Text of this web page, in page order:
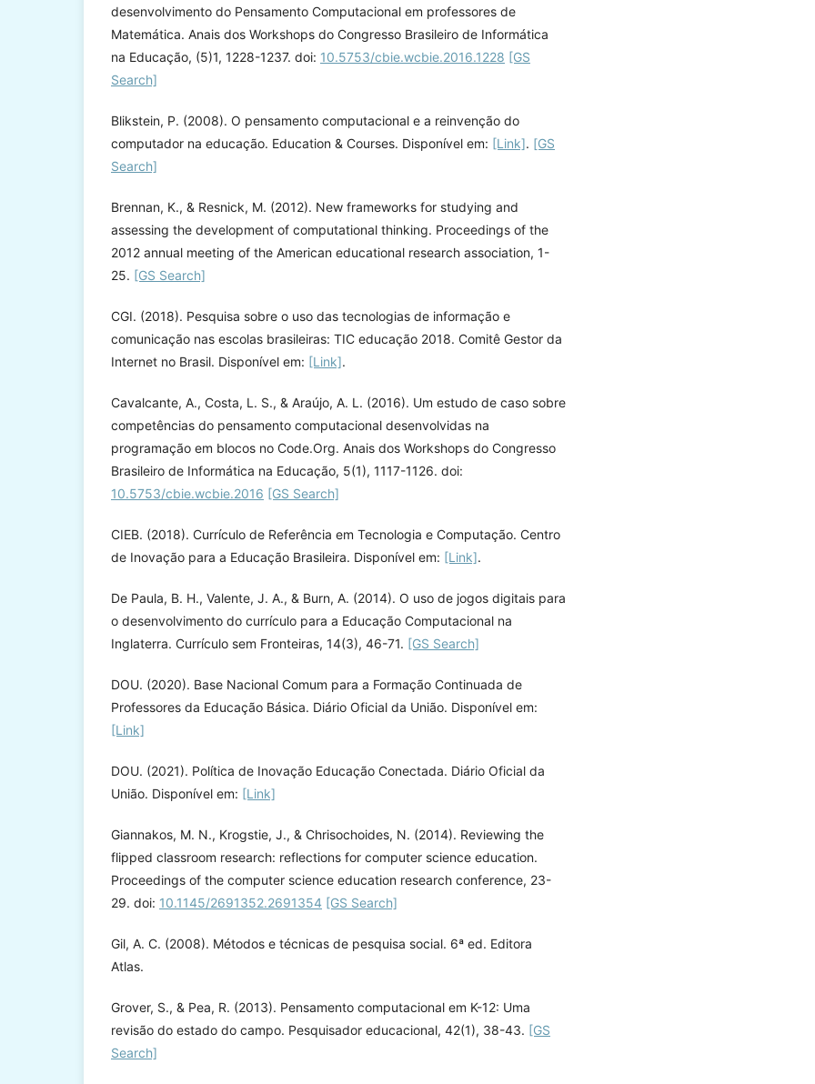
desenvolvimento do Pensamento Computacional em professores de
Matemática. Anais dos Workshops do Congresso Brasileiro de Informática
na Educação, (5)1, 1228-1237. doi: 10.5753/cbie.wcbie.2016.1228 [GS
Search]
Blikstein, P. (2008). O pensamento computacional e a reinvenção do
computador na educação. Education & Courses. Disponível em: [Link]. [GS
Search]
Brennan, K., & Resnick, M. (2012). New frameworks for studying and
assessing the development of computational thinking. Proceedings of the
2012 annual meeting of the American educational research association, 1-
25. [GS Search]
CGI. (2018). Pesquisa sobre o uso das tecnologias de informação e
comunicação nas escolas brasileiras: TIC educação 2018. Comitê Gestor da
Internet no Brasil. Disponível em: [Link].
Cavalcante, A., Costa, L. S., & Araújo, A. L. (2016). Um estudo de caso sobre
competências do pensamento computacional desenvolvidas na
programação em blocos no Code.Org. Anais dos Workshops do Congresso
Brasileiro de Informática na Educação, 5(1), 1117-1126. doi:
10.5753/cbie.wcbie.2016 [GS Search]
CIEB. (2018). Currículo de Referência em Tecnologia e Computação. Centro
de Inovação para a Educação Brasileira. Disponível em: [Link].
De Paula, B. H., Valente, J. A., & Burn, A. (2014). O uso de jogos digitais para
o desenvolvimento do currículo para a Educação Computacional na
Inglaterra. Currículo sem Fronteiras, 14(3), 46-71. [GS Search]
DOU. (2020). Base Nacional Comum para a Formação Continuada de
Professores da Educação Básica. Diário Oficial da União. Disponível em:
[Link]
DOU. (2021). Política de Inovação Educação Conectada. Diário Oficial da
União. Disponível em: [Link]
Giannakos, M. N., Krogstie, J., & Chrisochoides, N. (2014). Reviewing the
flipped classroom research: reflections for computer science education.
Proceedings of the computer science education research conference, 23-
29. doi: 10.1145/2691352.2691354 [GS Search]
Gil, A. C. (2008). Métodos e técnicas de pesquisa social. 6ª ed. Editora
Atlas.
Grover, S., & Pea, R. (2013). Pensamento computacional em K-12: Uma
revisão do estado do campo. Pesquisador educacional, 42(1), 38-43. [GS
Search]